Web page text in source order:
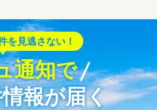
を見逃さない！
通知で
報が届く